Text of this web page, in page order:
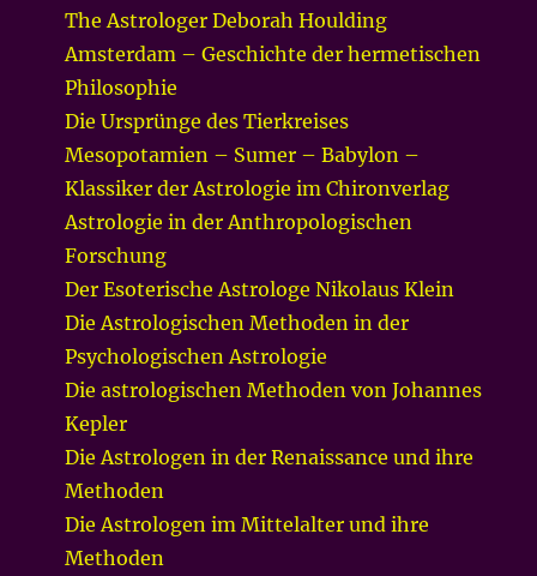
The Astrologer Deborah Houlding
Amsterdam – Geschichte der hermetischen
Philosophie
Die Ursprünge des Tierkreises
Mesopotamien – Sumer – Babylon –
Klassiker der Astrologie im Chironverlag
Astrologie in der Anthropologischen
Forschung
Der Esoterische Astrologe Nikolaus Klein
Die Astrologischen Methoden in der
Psychologischen Astrologie
Die astrologischen Methoden von Johannes
Kepler
Die Astrologen in der Renaissance und ihre
Methoden
Die Astrologen im Mittelalter und ihre
Methoden